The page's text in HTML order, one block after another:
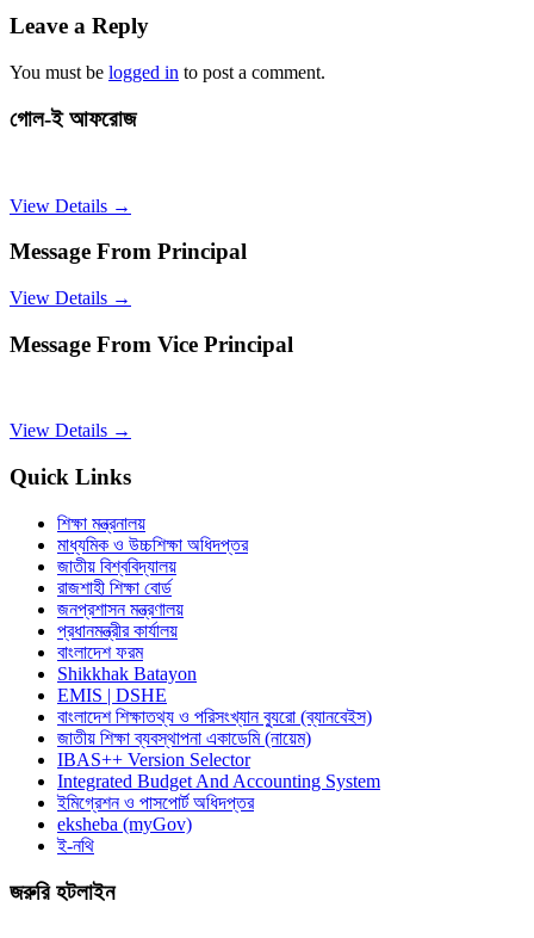
Leave a Reply
You must be logged in to post a comment.
গোল-ই আফরোজ
View Details →
Message From Principal
View Details →
Message From Vice Principal
View Details →
Quick Links
শিক্ষা মন্ত্রনালয়
মাধ্যমিক ও উচ্চশিক্ষা অধিদপ্তর
জাতীয় বিশ্ববিদ্যালয়
রাজশাহী শিক্ষা বোর্ড
জনপ্রশাসন মন্ত্রণালয়
প্রধানমন্ত্রীর কার্যালয়
বাংলাদেশ ফরম
Shikkhak Batayon
EMIS | DSHE
বাংলাদেশ শিক্ষাতথ্য ও পরিসংখ্যান ব্যুরো (ব্যানবেইস)
জাতীয় শিক্ষা ব্যবস্থাপনা একাডেমি (নায়েম)
IBAS++ Version Selector
Integrated Budget And Accounting System
ইমিগ্রেশন ও পাসপোর্ট অধিদপ্তর
eksheba (myGov)
ই-নথি
জরুরি হটলাইন